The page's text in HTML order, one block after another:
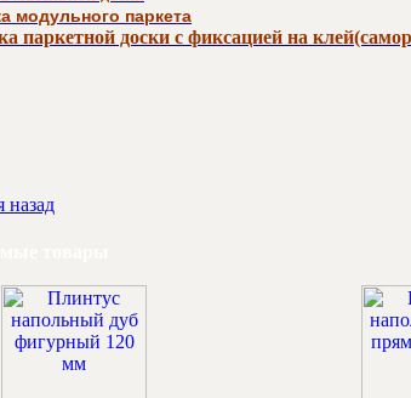
модульного паркета
паркетной доски с фиксацией на
назад